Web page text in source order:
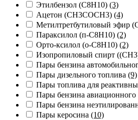
Этилбензол (C8H10) (3)
Ацетон (CH3COCH3) (4)
Метилтретбутиловый эфир
Параксилол (п-C8H10) (2)
Орто-ксилол (о-C8H10) (2)
Изопропиловый спирт
Пары бензина
Пары дизельного топлива (9)
Пары топлива для
Пары бензина авиационного
Пары бензина
Пары керосина (10)